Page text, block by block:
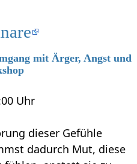
mit Ärger, Angst und
Uhr
dieser Gefühle
dadurch Mut, diese